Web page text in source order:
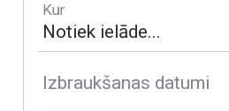
Kur
Izbraukšanas datumi